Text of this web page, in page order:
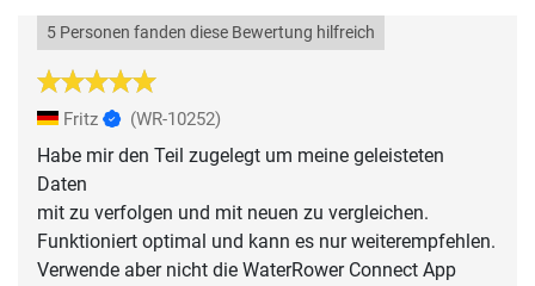
5 Personen fanden diese Bewertung hilfreich
Fritz (WR-10252)
Habe mir den Teil zugelegt um meine geleisteten
Daten
mit zu verfolgen und mit neuen zu vergleichen.
Funktioniert optimal und kann es nur weiterempfehlen.
Verwende aber nicht die WaterRower Connect App